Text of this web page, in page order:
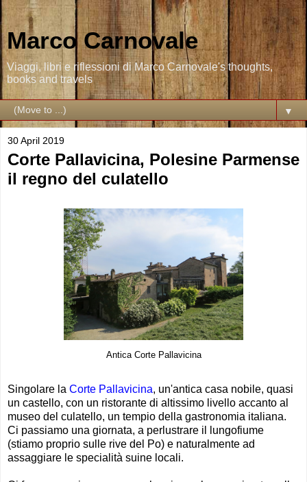
Marco Carnovale
Viaggi, libri e riflessioni di Marco Carnovale's thoughts,
books and travels
▼
30 April 2019
Corte Pallavicina, Polesine Parmense
il regno del culatello
Antica Corte Pallavicina
Singolare la Corte Pallavicina, un'antica casa nobile, quasi
un castello, con un ristorante di altissimo livello accanto al
museo del culatello, un tempio della gastronomia italiana.
Ci passiamo una giornata, a perlustrare il lungofiume
(stiamo proprio sulle rive del Po) e naturalmente ad
assaggiare le specialità suine locali.